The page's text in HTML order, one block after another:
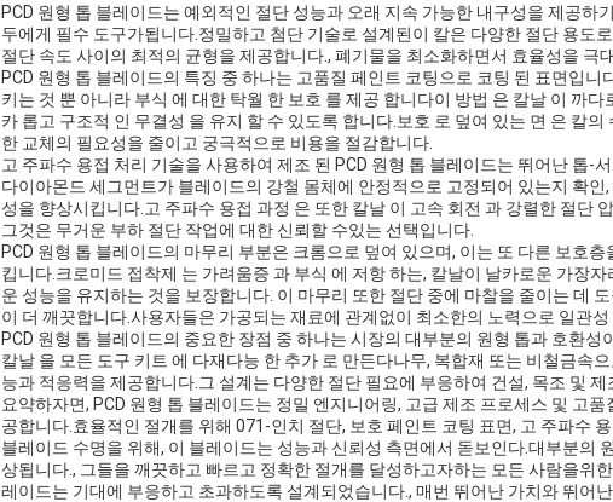
PCD 원형 톱 블레이드는 예외적인 절단 성능과 오래 지속 가능한 내구성을 제공하
두에게 필수 도구가됩니다.정밀하고 첨단 기술로 설계된이 칼은 다양한 절단 용도
절단 속도 사이의 최적의 균형을 제공합니다., 폐기물을 최소화하면서 효율성을 극
PCD 원형 톱 블레이드의 특징 중 하나는 고품질 페인트 코팅으로 코팅 된 표면입니
키는 것 뿐 아니라 부식 에 대한 탁월 한 보호 를 제공 합니다이 방법 은 칼날 이 까
카 롭고 구조적 인 무결성 을 유지 할 수 있도록 합니다.보호 로 덮여 있는 면 은 칼
한 교체의 필요성을 줄이고 궁극적으로 비용을 절감합니다.
고 주파수 용접 처리 기술을 사용하여 제조 된 PCD 원형 톱 블레이드는 뛰어난 톱-
다이아몬드 세그먼트가 블레이드의 강철 몸체에 안정적으로 고정되어 있는지 확
성을 향상시킵니다.고 주파수 용접 과정 은 또한 칼날 이 고속 회전 과 강렬한 절단
그것은 무거운 부하 절단 작업에 대한 신뢰할 수있는 선택입니다.
PCD 원형 톱 블레이드의 마무리 부분은 크롬으로 덮여 있으며, 이는 또 다른 보호
킵니다.크로미드 접착제 는 가려움증 과 부식 에 저항 하는, 칼날이 날카로운 가장
운 성능을 유지하는 것을 보장합니다. 이 마무리 또한 절단 중에 마찰을 줄이는 데
이 더 깨끗합니다.사용자들은 가공되는 재료에 관계없이 최소한의 노력으로 일관
PCD 원형 톱 블레이드의 중요한 장점 중 하나는 시장의 대부분의 원형 톱과 호환성
칼날 을 모든 도구 키트 에 다재다능 한 추가 로 만든다나무, 복합재 또는 비철금속
능과 적응력을 제공합니다.그 설계는 다양한 절단 필요에 부응하여 건설, 목조 및
요약하자면, PCD 원형 톱 블레이드는 정밀 엔지니어링, 고급 제조 프로세스 및 고
공합니다.효율적인 절개를 위해 071-인치 절단, 보호 페인트 코팅 표면, 고 주파수
블레이드 수명을 위해, 이 블레이드는 성능과 신뢰성 측면에서 돋보인다.대부분의
상됩니다., 그들을 깨끗하고 빠르고 정확한 절개를 달성하고자하는 모든 사람을위
레이드는 기대에 부응하고 초과하도록 설계되었습니다., 매번 뛰어난 가치와 뛰어